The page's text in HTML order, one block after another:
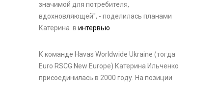
значимой для потребителя,
вдохновляющей", - поделилась планами
Катерина в интервью
К команде Havas Worldwide Ukraine (тогда
Euro RSCG New Europe) Катерина Ильченко
присоединилась в 2000 году. На позиции